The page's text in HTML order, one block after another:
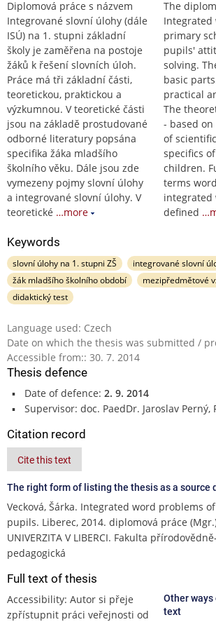
Diplomová práce s názvem
Integrované slovní úlohy (dále
ISÚ) na 1. stupni základní
školy je zaměřena na postoje
žáků k řešení slovních úloh.
Práce má tři základní části,
teoretickou, praktickou a
výzkumnou. V teoretické části
jsou na základě prostudované
odborné literatury popsána
specifika žáka mladšího
školního věku. Dále jsou zde
vymezeny pojmy slovní úlohy
a integrované slovní úlohy. V
teoretické …more
The
Integrated
primary
pupils'
solving.
basic
practical
The
- based
of
specifics
children.
terms
integrated
defined
Keywords
slovní úlohy na 1. stupni ZŠ
integrované slovní
žák mladšího školního období
mezipředmětové
didaktický test
Language used: Czech
Date on which the thesis was submitted /
Accessible from:: 30. 7. 2014
Thesis defence
Date of defence: 2. 9. 2014
Supervisor: doc. PaedDr. Jaroslav Perný,
Citation record
Cite this text
The right form of listing the thesis as a source
Vecková, Šárka. Integrated word problems
pupils. Liberec, 2014. diplomová práce
UNIVERZITA V LIBERCI. Fakulta
pedagogická
Full text of thesis
Accessibility: Autor si přeje
zpřístupnit práci veřejnosti od
Other
text